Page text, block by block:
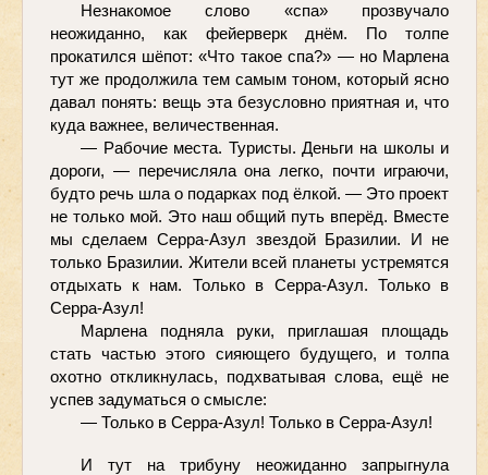
Незнакомое слово «спа» прозвучало
неожиданно, как фейерверк днём. По толпе
прокатился шёпот: «Что такое спа?» — но Марлена
тут же продолжила тем самым тоном, который ясно
давал понять: вещь эта безусловно приятная и, что
куда важнее, величественная.
— Рабочие места. Туристы. Деньги на школы и
дороги, — перечисляла она легко, почти играючи,
будто речь шла о подарках под ёлкой. — Это проект
не только мой. Это наш общий путь вперёд. Вместе
мы сделаем Серра-Азул звездой Бразилии. И не
только Бразилии. Жители всей планеты устремятся
отдыхать к нам. Только в Серра-Азул. Только в
Серра-Азул!
Марлена подняла руки, приглашая площадь
стать частью этого сияющего будущего, и толпа
охотно откликнулась, подхватывая слова, ещё не
успев задуматься о смысле:
— Только в Серра-Азул! Только в Серра-Азул!
И тут на трибуну неожиданно запрыгнула